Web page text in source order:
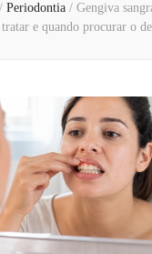
/ Periodontia / Gengiva
e quando procurar o